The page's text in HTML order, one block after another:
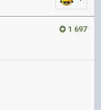
1 697